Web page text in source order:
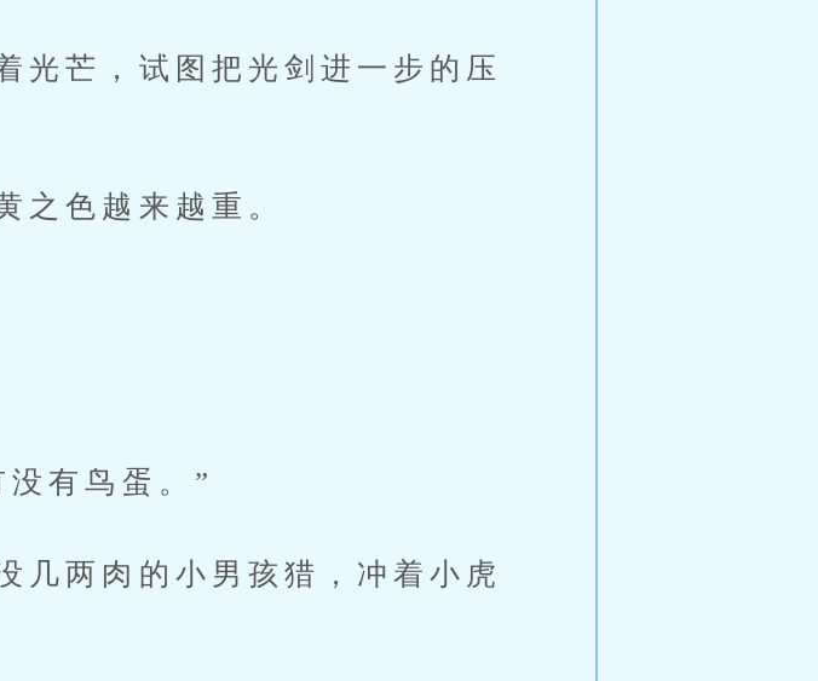
芒，试图把光剑进一步的压
色越来越重。
有鸟蛋。”
两肉的小男孩猎，冲着小虎